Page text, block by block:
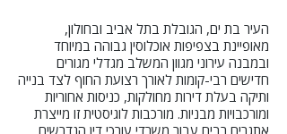
העיר בת ים, הגובלת בתל אביב ובחולון,
מאופיינת בצפיפות אוכלוסין גבוהה במיוחד
ובמבנה עירוני מגוון המשלב מגדלי מגורים
חדישים רבי-קומות לאורך רצועת החוף לצד בנייה
ותיקה בעלת דירות מחולקות, כניסות אחוריות
ומורכבויות מבניות. מורכבות לוגיסטית זו מייצרת